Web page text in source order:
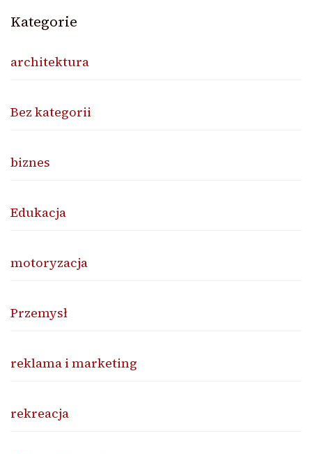
Kategorie
architektura
Bez kategorii
biznes
Edukacja
motoryzacja
Przemysł
reklama i marketing
rekreacja